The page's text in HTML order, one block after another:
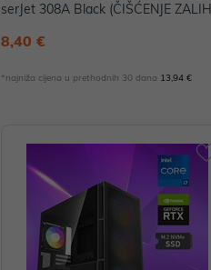
serJet 308A Black (ČIŠĆENJE
8,40 €
*najniža cijena u prethodnih 30 dana 13,94 €